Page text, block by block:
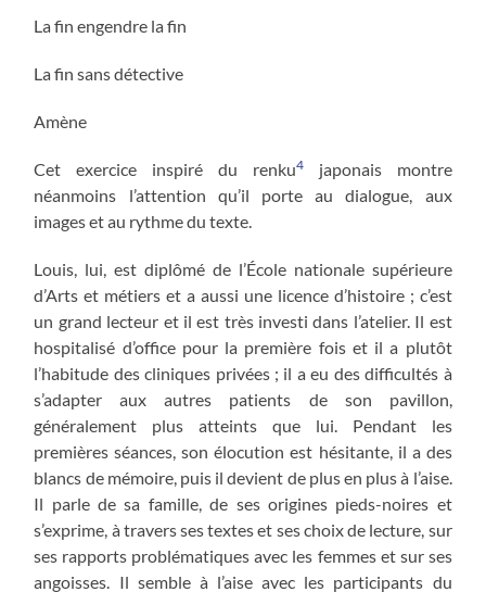
La fin engendre la fin
La fin sans détective
Amène
Cet exercice inspiré du renku4japonais montre
néanmoins l’attention qu’il porte au dialogue, aux
images et au rythme du texte.
Louis, lui, est diplômé de l’École nationale supérieure
d’Arts et métiers et a aussi une licence d’histoire ; c’est
un grand lecteur et il est très investi dans l’atelier. Il est
hospitalisé d’office pour la première fois et il a plutôt
l’habitude des cliniques privées ; il a eu des difficultés à
s’adapter aux autres patients de son pavillon,
généralement plus atteints que lui. Pendant les
premières séances, son élocution est hésitante, il a des
blancs de mémoire, puis il devient de plus en plus à l’aise.
Il parle de sa famille, de ses origines pieds-noires et
s’exprime, à travers ses textes et ses choix de lecture, sur
ses rapports problématiques avec les femmes et sur ses
angoisses. Il semble à l’aise avec les participants du